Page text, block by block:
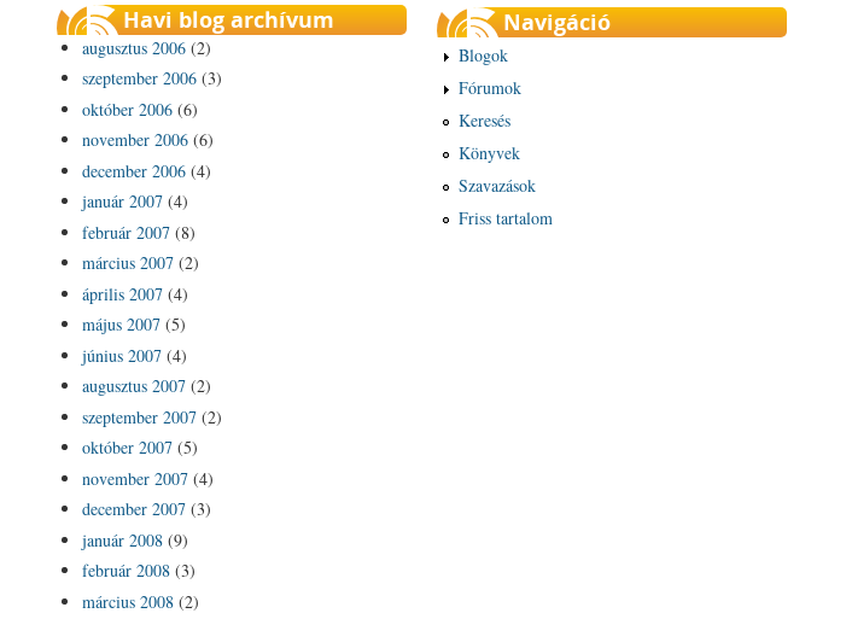
Havi blog archívum
augusztus 2006 (2)
szeptember 2006 (3)
október 2006 (6)
november 2006 (6)
december 2006 (4)
január 2007 (4)
február 2007 (8)
március 2007 (2)
április 2007 (4)
május 2007 (5)
június 2007 (4)
augusztus 2007 (2)
szeptember 2007 (2)
október 2007 (5)
november 2007 (4)
december 2007 (3)
január 2008 (9)
február 2008 (3)
március 2008 (2)
Navigáció
Blogok
Fórumok
Keresés
Könyvek
Szavazások
Friss tartalom